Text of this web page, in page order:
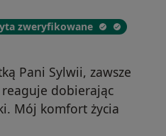
zweryfikowane
Pani Sylwii, zawsze
dobierając
Mój komfort życia